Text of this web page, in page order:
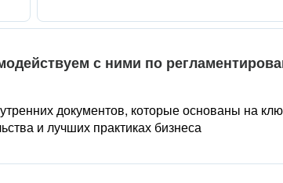
с ними по
документов, которые основаны на
и лучших практиках бизнеса